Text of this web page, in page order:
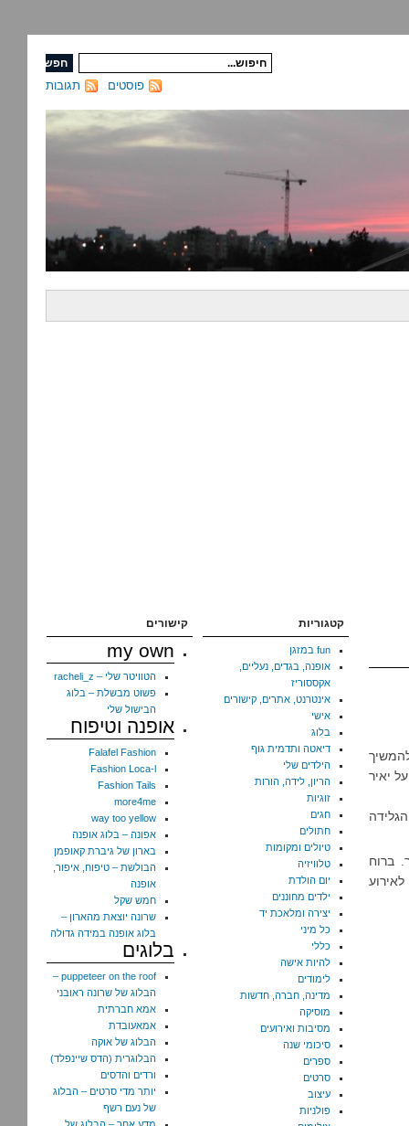
תגובות פוסטים
יאיר
ברוח
קטגוריות
fun במזגן
אופנה, בגדים, נעליים,
אקססוריז
אינטרנט, אתרים, קישורים
אישי
בלוג
דיאטה ותדמית גוף
הילדים שלי
הריון, לידה, הורות
זוגיות
חגים
חתולים
טיולים ומקומות
טלוויזיה
יום הולדת
ילדים מחוננים
יצירה ומלאכת יד
כל מיני
כללי
להיות אישה
לימודים
מדינה, חברה, חדשות
מוסיקה
מסיבות ואירועים
סיכומי שנה
ספרים
סרטים
עיצוב
פולניות
קישורים
my own
הטוויטר שלי – racheli_z
פשוט מבשלת – בלוג
הבישול שלי
אופנה וטיפוח
Falafel Fashion
Fashion Loca-l
Fashion Tails
more4me
way too yellow
אפונה – בלוג אופנה
בארון של גיברת קאופמן
הבולשת – טיפוח, איפור,
אופנה
חמש שקל
שרונה יוצאת מהארון –
בלוג אופנה במידה גדולה
בלוגים
puppeteer on the roof –
הבלוג של שרונה ראובני
אמא חברתית
אמאעובדת
הבלוג של אוקה
הבלוגרית (הדס שיינפלד)
ורדים והדסים
יותר מדי סרטים – הבלוג
של נעם רשף